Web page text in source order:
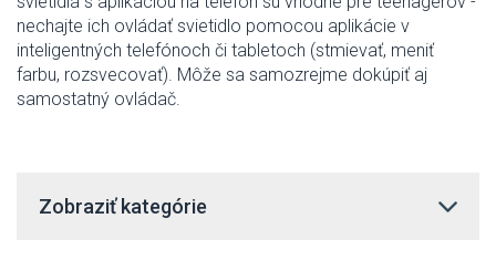
nechajte ich ovládať svietidlo pomocou aplikácie v
inteligentných telefónoch či tabletoch (stmievať, meniť
farbu, rozsvecovať). Môže sa samozrejme dokúpiť aj
samostatný ovládač.
Zobraziť kategórie